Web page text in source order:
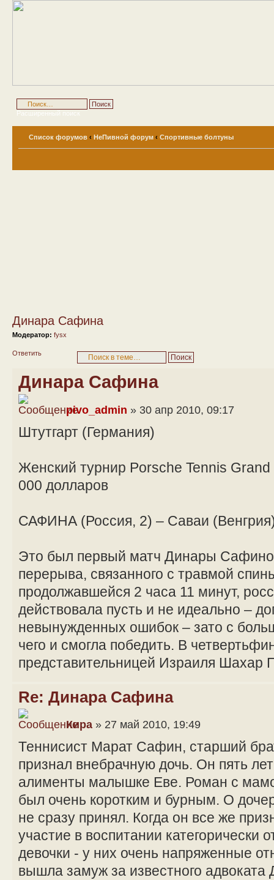
Расширенный поиск
Список форумов ‹ НеПивной форум ‹ Спортивные болтуны
Динара Сафина
Модератор: fysx
Ответить
Динара Сафина
pivo_admin » 30 апр 2010, 09:17
Штутгарт (Германия)
Женский турнир Porsche Tennis
000 долларов
САФИНА (Россия, 2) – Саваи
Это был первый матч Динары
перерыва, связанного с травмой
продолжавшейся 2 часа 11 минут,
действовала пусть и не идеально –
невынужденных ошибок – зато с
чего и смогла победить. В
представительницей Израиля Шахар
Re: Динара Сафина
Кира » 27 май 2010, 19:49
Теннисист Марат Сафин, старший
признал внебрачную дочь. Он пять
алименты малышке Еве. Роман с
был очень коротким и бурным. О
не сразу принял. Когда он все же
участие в воспитании категорически
девочки - у них очень напряженные
вышла замуж за известного адвоката